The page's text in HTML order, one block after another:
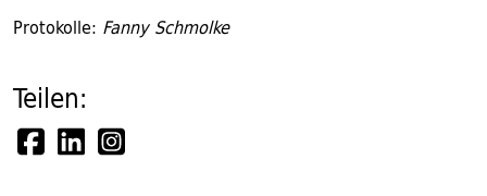
Protokolle: Fanny Schmolke
Teilen: